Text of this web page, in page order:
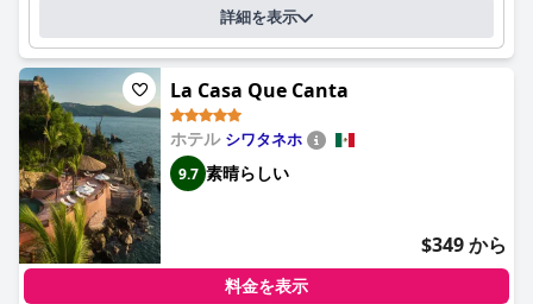
詳細を表示
La Casa Que Canta
ホテル シワタネホ
9.7 素晴らしい
$349 から
料金を表示